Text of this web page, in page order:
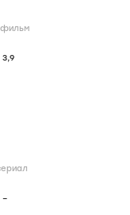
фильм
3,9
–